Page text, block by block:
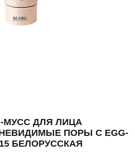
ДЛЯ ЛИЦА
ПОРЫ С EGG-
БЕЛОРУССКАЯ